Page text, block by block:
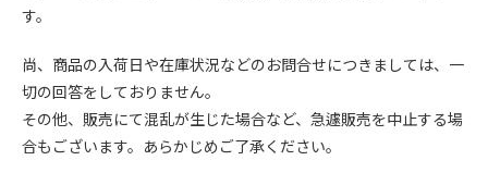
す。
尚、商品の入荷日や在庫状況などのお問合せにつきましては、一
切の回答をしておりません。
その他、販売にて混乱が生じた場合など、急遽販売を中止する場
合もございます。あらかじめご了承ください。